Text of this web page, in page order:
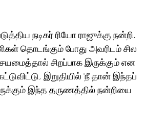
நடிகர் ரியோ ராஜுக்கு நன்றி.
தொடங்கும் போது அவரிடம் சில
சிறப்பாக இருக்கும் என
இறுதியில் 'நீ தான் இந்தப்
இந்த தருணத்தில் நன்றியை